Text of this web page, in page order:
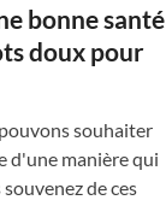
bonne santé
doux pour
souhaiter
d'une manière qui
de ces